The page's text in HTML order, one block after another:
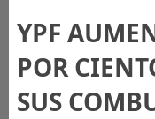
YPF
POR
SUS